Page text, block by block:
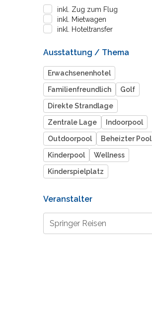
inkl. Zug zum Flug
inkl. Mietwagen
inkl. Hoteltransfer
Ausstattung / Thema
Erwachsenenhotel
Familienfreundlich Golf
Direkte Strandlage
Zentrale Lage Indoorpool
Outdoorpool Beheizter Pool
Kinderpool Wellness
Kinderspielplatz
Veranstalter
Springer Reisen